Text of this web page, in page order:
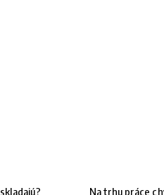
Na trhu práce